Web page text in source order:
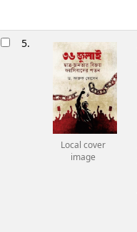
5.
Local cover
image